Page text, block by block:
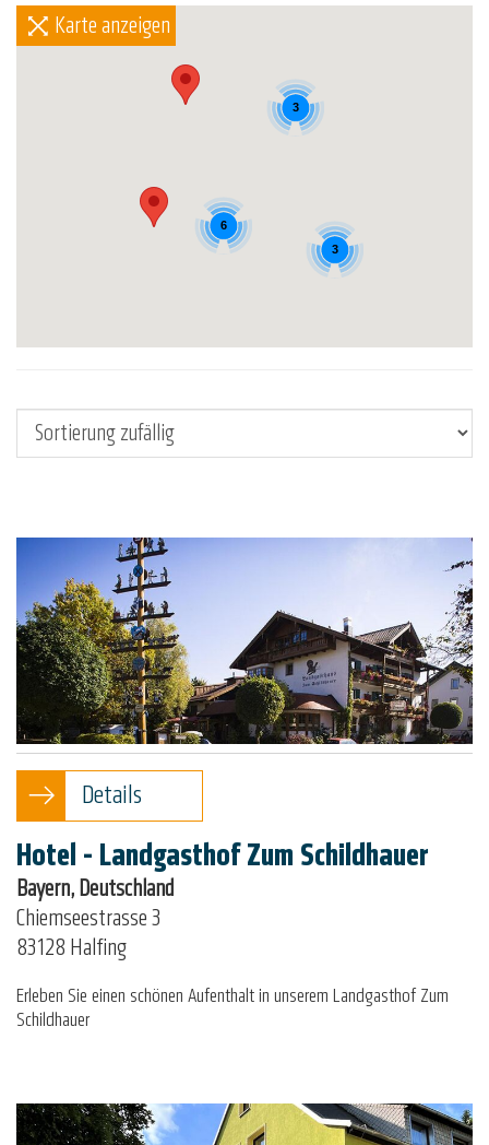
6
3
3
Karte anzeigen
Details
Hotel - Landgasthof Zum Schildhauer
Bayern, Deutschland
Chiemseestrasse 3
83128 Halfing
Erleben Sie einen schönen Aufenthalt in unserem Landgasthof Zum
Schildhauer